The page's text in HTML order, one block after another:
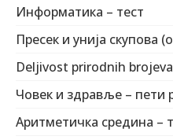
Информатика – тест
Пресек и унија скупова
Deljivost prirodnih
Човек и здравље – пети
Аритметичка средина –